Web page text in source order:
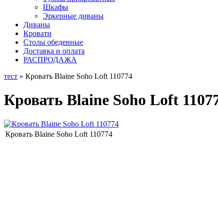
Шкафы
Эркерные диваны
Диваны
Кровати
Столы обеденные
Доставка и оплата
РАСПРОДАЖА
тест » Кровать Blaine Soho Loft 110774
Кровать Blaine Soho Loft
Кровать Blaine Soho Loft 110774